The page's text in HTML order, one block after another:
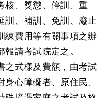
核、獎懲、停訓、重
訓、補訓、免訓、廢止
練費用等有關事項之辦
報請考試院定之。
之式樣及費額，由考試
身心障礙者、原住民、